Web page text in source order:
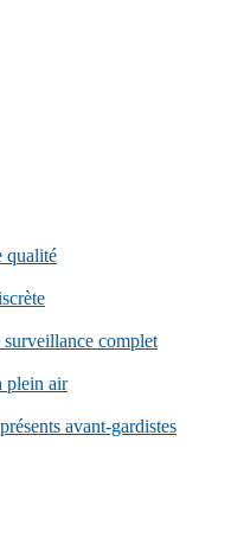
qualité
surveillance complet
plein air
avant-gardistes